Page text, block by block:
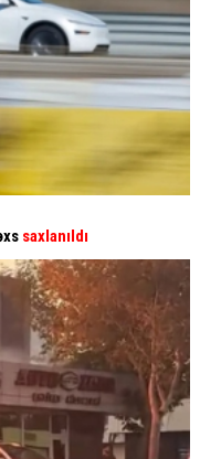
saxlanıldı